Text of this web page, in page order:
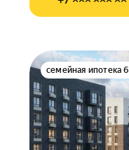
семейная ипотека